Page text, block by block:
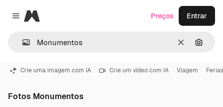
Close menu
Magnific
Limpar
Preços Entrar
Crie uma imagem com IA Crie um vídeo com IA Viagem Ferias
Fotos Monumentos